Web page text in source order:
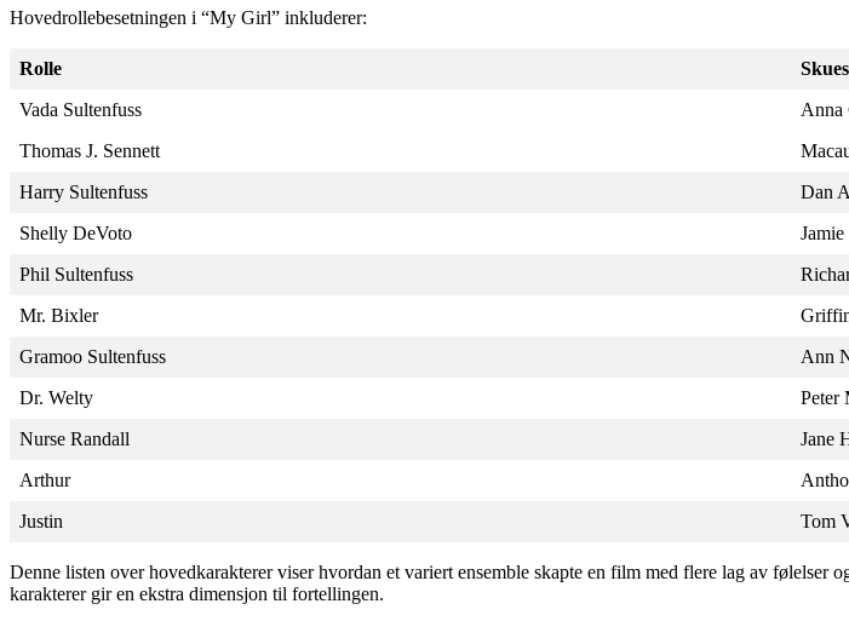
Hovedrollebesetningen i “My Girl” inkluderer:
Rolle
Vada Sultenfuss
Anna
Thomas J. Sennett
Harry Sultenfuss
Dan
Shelly DeVoto
Phil Sultenfuss
Mr. Bixler
Gramoo Sultenfuss
Ann
Dr. Welty
Peter
Nurse Randall
Jane
Arthur
Justin
Tom
Denne listen over hovedkarakterer viser hvordan et variert ensemble skapte en film med flere lag av følelser
karakterer gir en ekstra dimensjon til fortellingen.